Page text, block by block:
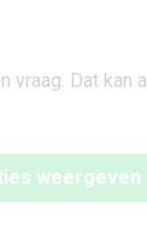
vraag. Dat kan
weergeven